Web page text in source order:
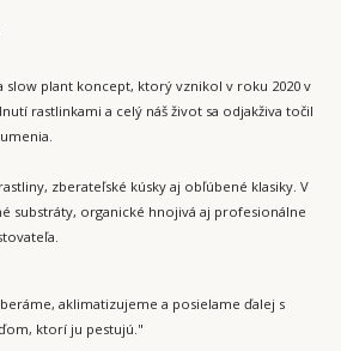
slow plant koncept, ktorý vznikol v roku 2020 v
rastlinkami a celý náš život sa odjakživa točil
zberateľské kúsky aj obľúbené klasiky. V
substráty, organické hnojivá aj profesionálne
aklimatizujeme a posielame ďalej s
ktorí ju pestujú."